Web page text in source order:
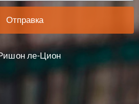
Отправка
ле-Цион